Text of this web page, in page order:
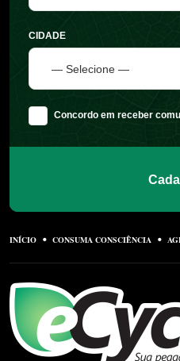
CIDADE
Concordo em receber
INÍCIO CONSUMA CONSCIÊNCIA